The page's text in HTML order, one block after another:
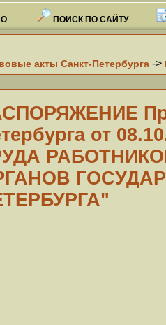
ПОИСК ПО САЙТУ
акты Санкт-Петербурга ->
от